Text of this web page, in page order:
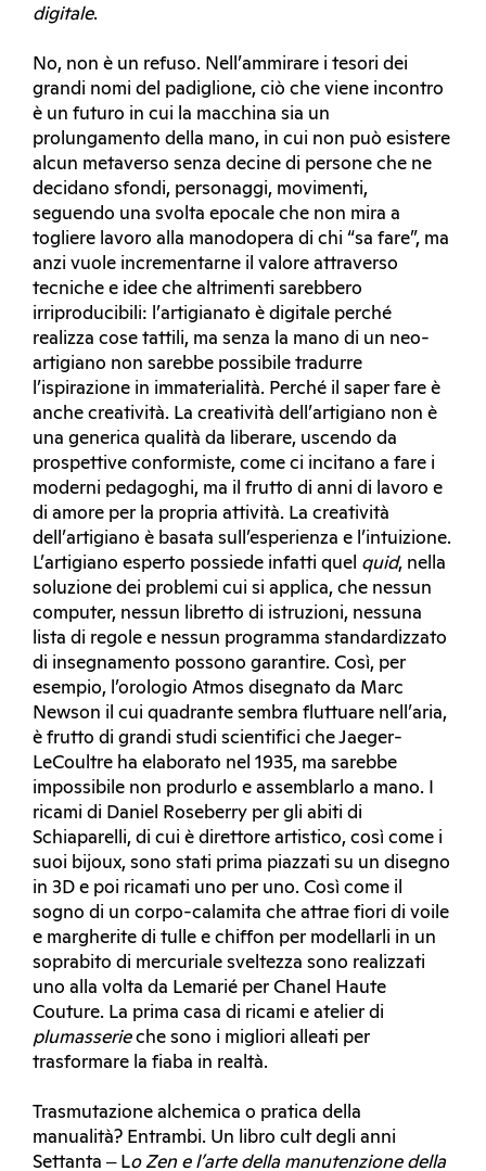
digitale.
No, non è un refuso. Nell’ammirare i tesori dei
grandi nomi del padiglione, ciò che viene incontro
è un futuro in cui la macchina sia un
prolungamento della mano, in cui non può esistere
alcun metaverso senza decine di persone che ne
decidano sfondi, personaggi, movimenti,
seguendo una svolta epocale che non mira a
togliere lavoro alla manodopera di chi “sa fare”, ma
anzi vuole incrementarne il valore attraverso
tecniche e idee che altrimenti sarebbero
irriproducibili: l’artigianato è digitale perché
realizza cose tattili, ma senza la mano di un neo-
artigiano non sarebbe possibile tradurre
l’ispirazione in immaterialità. Perché il saper fare è
anche creatività. La creatività dell’artigiano non è
una generica qualità da liberare, uscendo da
prospettive conformiste, come ci incitano a fare i
moderni pedagoghi, ma il frutto di anni di lavoro e
di amore per la propria attività. La creatività
dell’artigiano è basata sull’esperienza e l’intuizione.
L’artigiano esperto possiede infatti quel quid, nella
soluzione dei problemi cui si applica, che nessun
computer, nessun libretto di istruzioni, nessuna
lista di regole e nessun programma standardizzato
di insegnamento possono garantire. Così, per
esempio, l’orologio Atmos disegnato da Marc
Newson il cui quadrante sembra fluttuare nell’aria,
è frutto di grandi studi scientifici che Jaeger-
LeCoultre ha elaborato nel 1935, ma sarebbe
impossibile non produrlo e assemblarlo a mano. I
ricami di Daniel Roseberry per gli abiti di
Schiaparelli, di cui è direttore artistico, così come i
suoi bijoux, sono stati prima piazzati su un disegno
in 3D e poi ricamati uno per uno. Così come il
sogno di un corpo-calamita che attrae fiori di voile
e margherite di tulle e chiffon per modellarli in un
soprabito di mercuriale sveltezza sono realizzati
uno alla volta da Lemarié per Chanel Haute
Couture. La prima casa di ricami e atelier di
plumasserieche sono i migliori alleati per
trasformare la fiaba in realtà.
Trasmutazione alchemica o pratica della
manualità? Entrambi. Un libro cult degli anni
Settanta ‒ Lo Zen e l’arte della manutenzione della